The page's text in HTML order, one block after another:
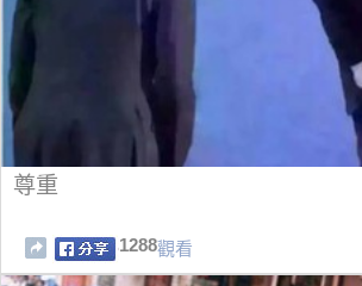
尊重
1288觀看